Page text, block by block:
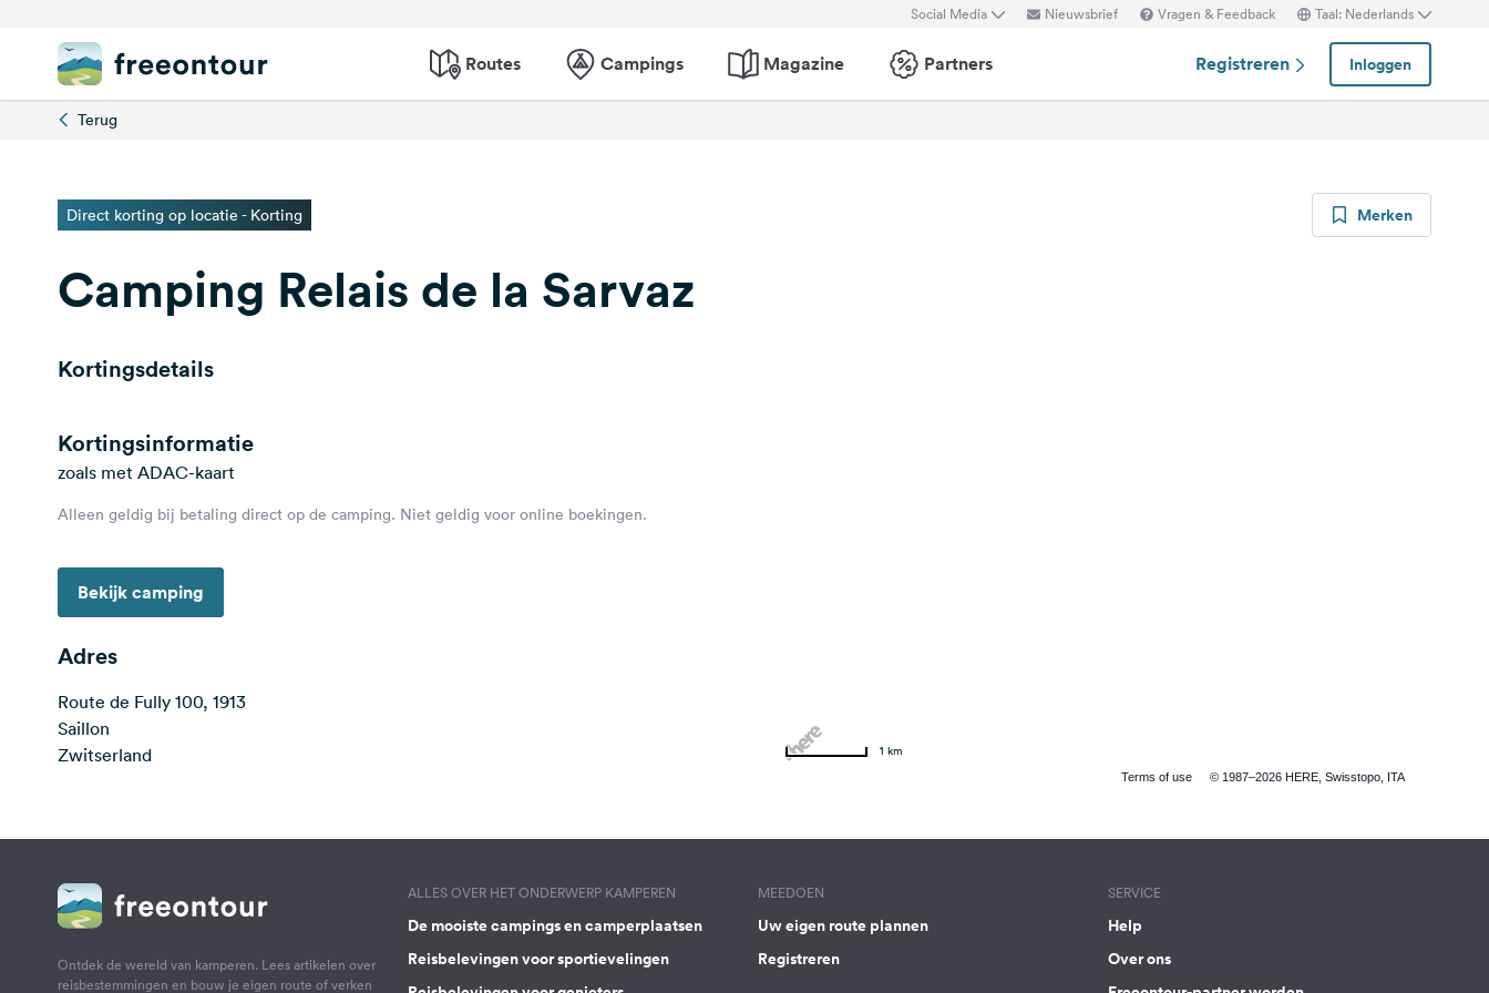
Social Media Nieuwsbrief Vragen & Feedback Taal: Nederlands
Routes Campings Magazine Partners Registreren Inloggen
Terug
Direct korting op locatie - Korting Merken
Camping Relais de la Sarvaz
Kortingsdetails
Kortingsinformatie
zoals met ADAC-kaart
Alleen geldig bij betaling direct op de camping. Niet geldig voor online boekingen.
Bekijk camping
Adres
Route de Fully 100, 1913
Saillon
Zwitserland
Terms of use © 1987–2026 HERE, Swisstopo, ITA
1 km
Ontdek de wereld van kamperen. Lees artikelen over
reisbestemmingen en bouw je eigen route of verken
ALLES OVER HET ONDERWERP KAMPEREN
De mooiste campings en camperplaatsen
Reisbelevingen voor sportievelingen
MEEDOEN
Uw eigen route plannen
Registreren
SERVICE
Help
Over ons